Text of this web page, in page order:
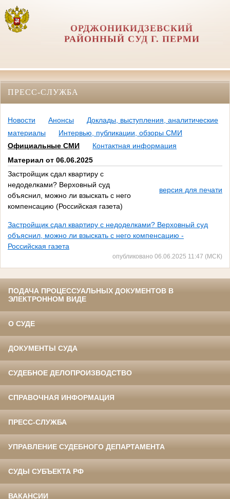
ОРДЖОНИКИДЗЕВСКИЙ
РАЙОННЫЙ СУД Г. ПЕРМИ
ПРЕСС-СЛУЖБА
Новости Анонсы
Доклады, выступления, аналитические
материалы
Интервью, публикации, обзоры СМИ
Официальные СМИ
Контактная информация
Материал от 06.06.2025
Застройщик сдал квартиру с
недоделками? Верховный суд
объяснил, можно ли взыскать с него
компенсацию (Российская газета)
версия для печати
Застройщик сдал квартиру с недоделками? Верховный суд
объяснил, можно ли взыскать с него компенсацию -
Российская газета
опубликовано 06.06.2025 11:47 (МСК)
ПОДАЧА ПРОЦЕССУАЛЬНЫХ ДОКУМЕНТОВ В
ЭЛЕКТРОННОМ ВИДЕ
О СУДЕ
ДОКУМЕНТЫ СУДА
СУДЕБНОЕ ДЕЛОПРОИЗВОДСТВО
СПРАВОЧНАЯ ИНФОРМАЦИЯ
ПРЕСС-СЛУЖБА
УПРАВЛЕНИЕ СУДЕБНОГО ДЕПАРТАМЕНТА
СУДЫ СУБЪЕКТА РФ
ВАКАНСИИ